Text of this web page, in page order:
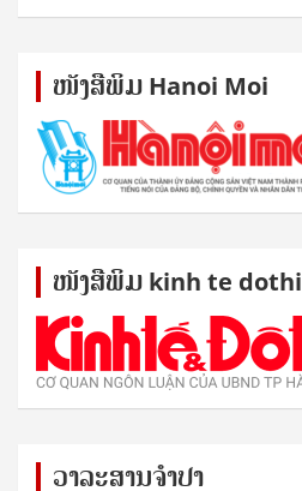
ໜັງ​ສື​ພິມ Hanoi Moi
ໜັງ​ສື​ພິມ kinh te dothi
ວາລະສານຈຳປາ